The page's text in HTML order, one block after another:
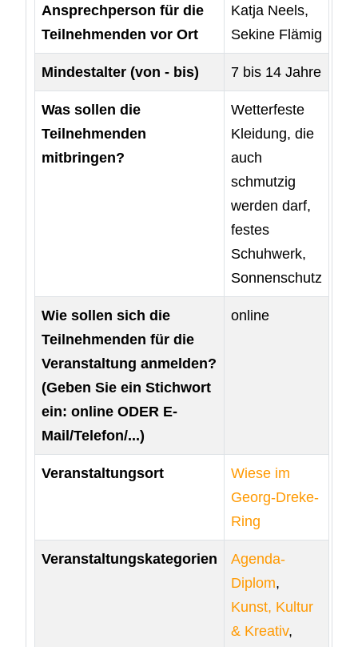
Ansprechperson für die
Teilnehmenden vor Ort
Katja Neels,
Sekine Flämig
Mindestalter (von - bis) 7 bis 14 Jahre
Was sollen die
Teilnehmenden
mitbringen?
Wetterfeste
Kleidung, die
auch
schmutzig
werden darf,
festes
Schuhwerk,
Sonnenschutz
Wie sollen sich die
Teilnehmenden für die
Veranstaltung anmelden?
(Geben Sie ein Stichwort
ein: online ODER E-
Mail/Telefon/...)
online
Veranstaltungsort
Wiese im
Georg-Dreke-
Ring
Veranstaltungskategorien
Agenda-
Diplom,
Kunst, Kultur
& Kreativ,